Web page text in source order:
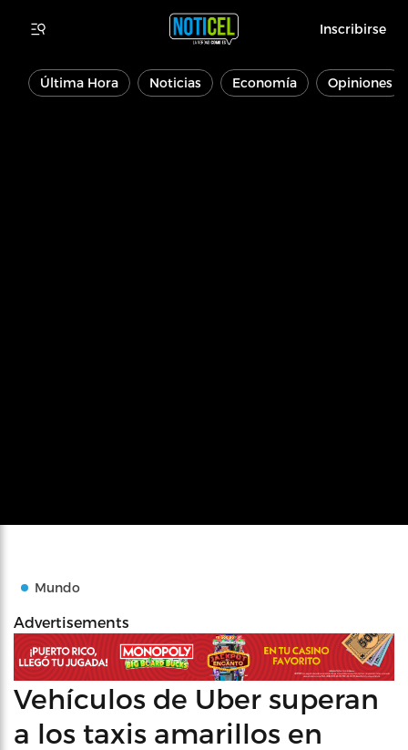
Inscribirse
Última Hora Noticias Economía Opiniones
Mundo
Advertisements
Vehículos de Uber superan
a los taxis amarillos en